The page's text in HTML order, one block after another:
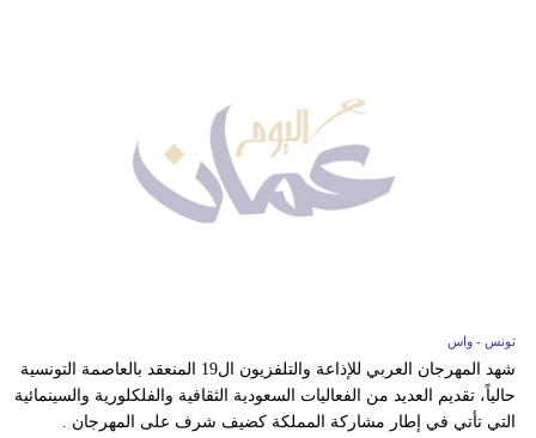
تونس - واس
شهد المهرجان العربي للإذاعة والتلفزيون ال19 المنعقد بالعاصمة التونسية
حالياً، تقديم العديد من الفعاليات السعودية الثقافية والفلكلورية والسينمائية
التي تأتي في إطار مشاركة المملكة كضيف شرف على المهرجان .